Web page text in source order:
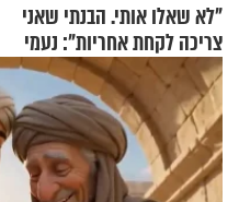
"לא שאלו אותי. הבנתי שאני
צריכה לקחת אחריות": נעמי
בנט בריאיון אישי